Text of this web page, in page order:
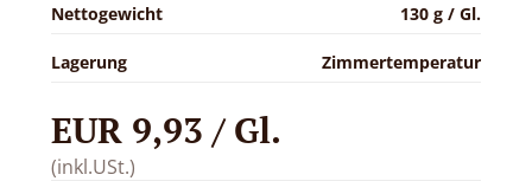
Nettogewicht 130 g / Gl.
Lagerung Zimmertemperatur
EUR 9,93 / Gl.
(inkl.USt.)